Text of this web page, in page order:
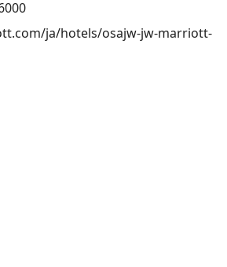
ja/hotels/osajw-jw-marriott-